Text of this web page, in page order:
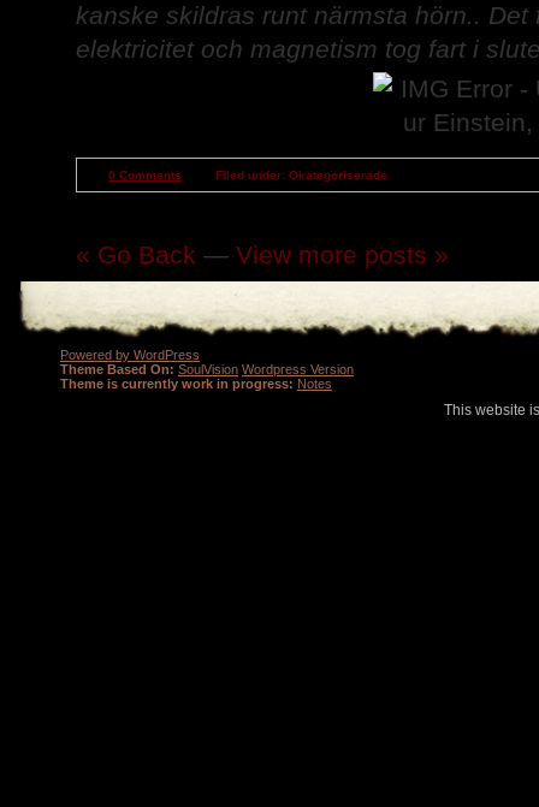
kanske skildras runt närmsta hörn..
elektricitet och magnetism tog fart i
0 Comments Filed under: Okategoriserade
« Go Back — View more posts »
Powered by WordPress
Theme Based On: SoulVision Wordpress Version
Theme is currently work in progress: Notes
This website